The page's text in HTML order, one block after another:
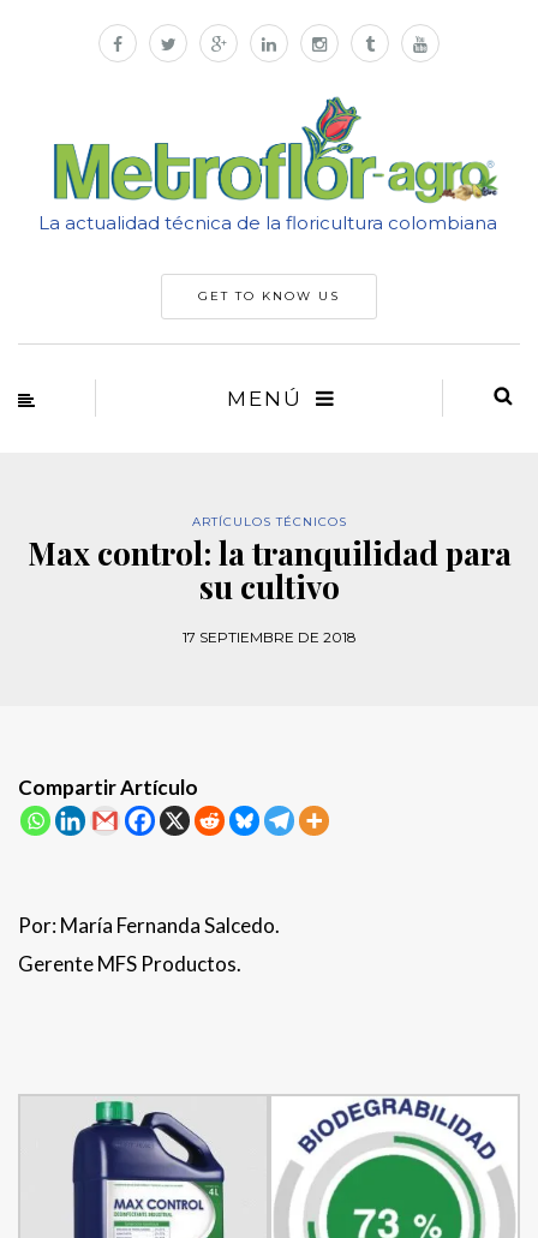
La actualidad técnica de la floricultura colombiana
GET TO KNOW US
MENÚ
ARTÍCULOS TÉCNICOS
Max control: la tranquilidad para
su cultivo
17 SEPTIEMBRE DE 2018
Compartir Artículo
Por: María Fernanda Salcedo.
Gerente MFS Productos.